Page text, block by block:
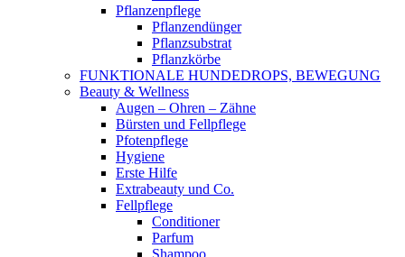
Pflanzenpflege
Pflanzendünger
Pflanzsubstrat
Pflanzkörbe
FUNKTIONALE HUNDEDROPS, BEWEGUNG
Beauty & Wellness
Augen – Ohren – Zähne
Bürsten und Fellpflege
Pfotenpflege
Hygiene
Erste Hilfe
Extrabeauty und Co.
Fellpflege
Conditioner
Parfum
Shampoo